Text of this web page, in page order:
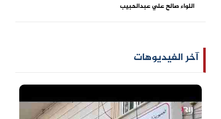
اللواء صالح علي عبدالحبيب
آخر الفيديوهات